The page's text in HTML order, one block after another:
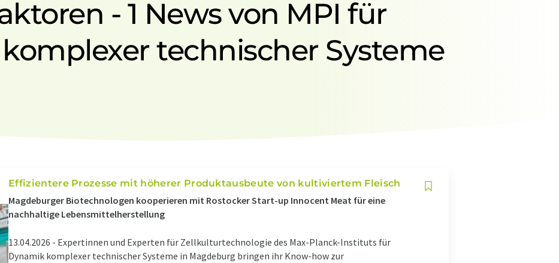
- 1 News von MPI für
technischer Systeme
Effizientere Prozesse mit höherer Produktausbeute von kultiviertem Fleisch
Magdeburger Biotechnologen kooperieren mit Rostocker Start-up Innocent Meat für eine
nachhaltige Lebensmittelherstellung
13.04.2026 - Expertinnen und Experten für Zellkulturtechnologie des Max-Planck-Instituts für
Dynamik komplexer technischer Systeme in Magdeburg bringen ihr Know-how zur